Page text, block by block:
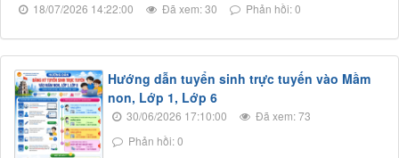
18/07/2026 14:22:00 Đã xem: 30 Phản hồi: 0
Hướng dẫn tuyển sinh trực tuyến vào Mầm
non, Lớp 1, Lớp 6
30/06/2026 17:10:00
Đã xem: 73
Phản hồi: 0